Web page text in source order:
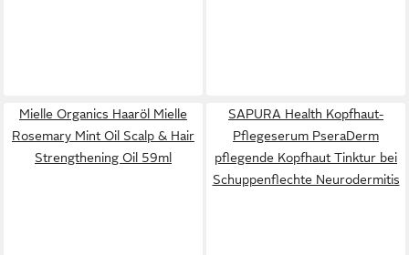
Mielle Organics Haaröl Mielle
Rosemary Mint Oil Scalp & Hair
Strengthening Oil 59ml
SAPURA Health Kopfhaut-
Pflegeserum PseraDerm
pflegende Kopfhaut Tinktur bei
Schuppenflechte Neurodermitis